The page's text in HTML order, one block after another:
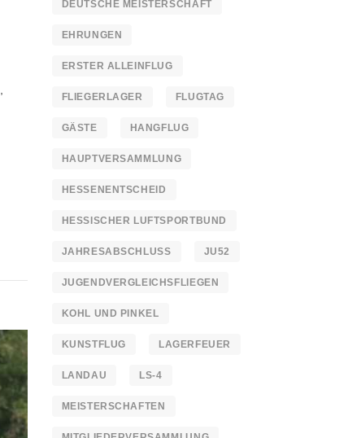
DEUTSCHE MEISTERSCHAFT
EHRUNGEN
ERSTER ALLEINFLUG
FLIEGERLAGER FLUGTAG
GÄSTE HANGFLUG
HAUPTVERSAMMLUNG
HESSENENTSCHEID
HESSISCHER LUFTSPORTBUND
JAHRESABSCHLUSS JU52
JUGENDVERGLEICHSFLIEGEN
KOHL UND PINKEL
KUNSTFLUG LAGERFEUER
LANDAU LS-4
MEISTERSCHAFTEN